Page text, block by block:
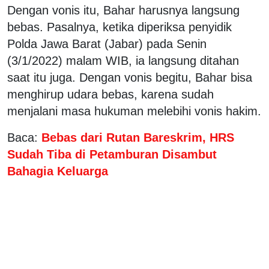
Dengan vonis itu, Bahar harusnya langsung
bebas. Pasalnya, ketika diperiksa penyidik
Polda Jawa Barat (Jabar) pada Senin
(3/1/2022) malam WIB, ia langsung ditahan
saat itu juga. Dengan vonis begitu, Bahar bisa
menghirup udara bebas, karena sudah
menjalani masa hukuman melebihi vonis hakim.
Baca: Bebas dari Rutan Bareskrim, HRS
Sudah Tiba di Petamburan Disambut
Bahagia Keluarga